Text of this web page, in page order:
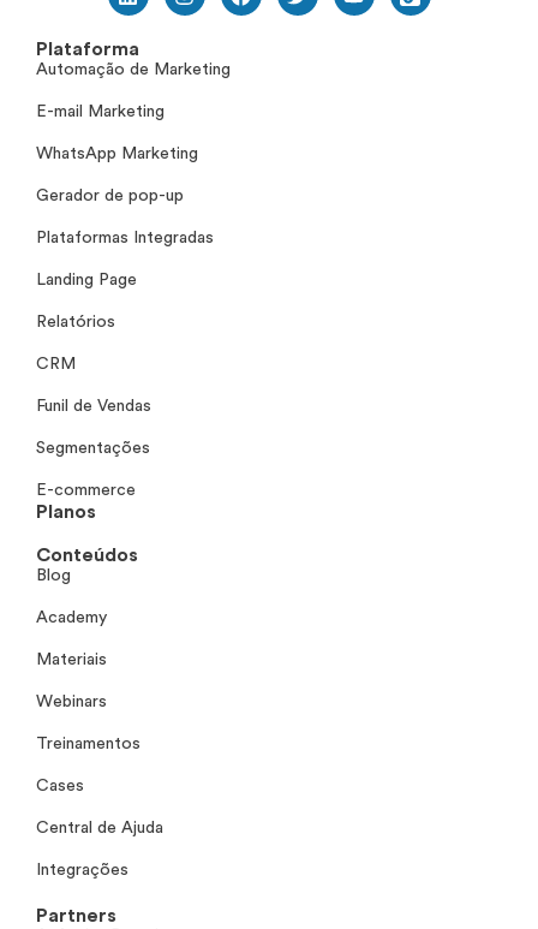
Plataforma
Automação de Marketing
E-mail Marketing
WhatsApp Marketing
Gerador de pop-up
Plataformas Integradas
Landing Page
Relatórios
CRM
Funil de Vendas
Segmentações
E-commerce
Planos
Conteúdos
Blog
Academy
Materiais
Webinars
Treinamentos
Cases
Central de Ajuda
Integrações
Partners